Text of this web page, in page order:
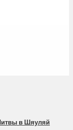
в Шяуляй